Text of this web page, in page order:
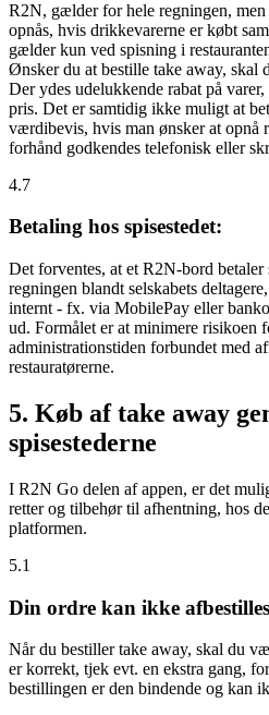
R2N, gælder for hele regningen,
opnås, hvis drikkevarerne er købt
gælder kun ved spisning i
Ønsker du at bestille take away, skal
Der ydes udelukkende rabat på
pris. Det er samtidig ikke muligt at
værdibevis, hvis man ønsker at opnå
forhånd godkendes telefonisk eller
4.7
Betaling hos spisestedet:
Det forventes, at et R2N-bord
regningen blandt selskabets
internt - fx. via MobilePay eller
ud. Formålet er at minimere risikoen
administrationstiden forbundet med
restauratørerne.
5. Køb af take away
spisestederne
I R2N Go delen af appen, er det
retter og tilbehør til afhentning, hos
platformen.
5.1
Din ordre kan ikke
Når du bestiller take away, skal du
er korrekt, tjek evt. en ekstra gang,
bestillingen er den bindende og kan